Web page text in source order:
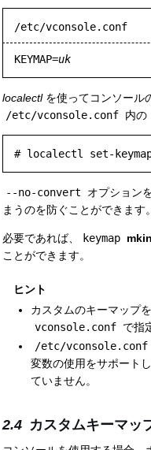
/etc/vconsole.conf
KEYMAP=uk
localectlを使ってコンソール
/etc/vconsole.conf 内の
# localectl set-
--no-convert オプション
まうのを防ぐことができます
必要であれば、 keymap
ことができます。
ヒント
カスタムのキーマップを
vconsole.conf で指
/etc/vconsole.conf
変数の使用をサポート
ていません。
カスタムキーマッ